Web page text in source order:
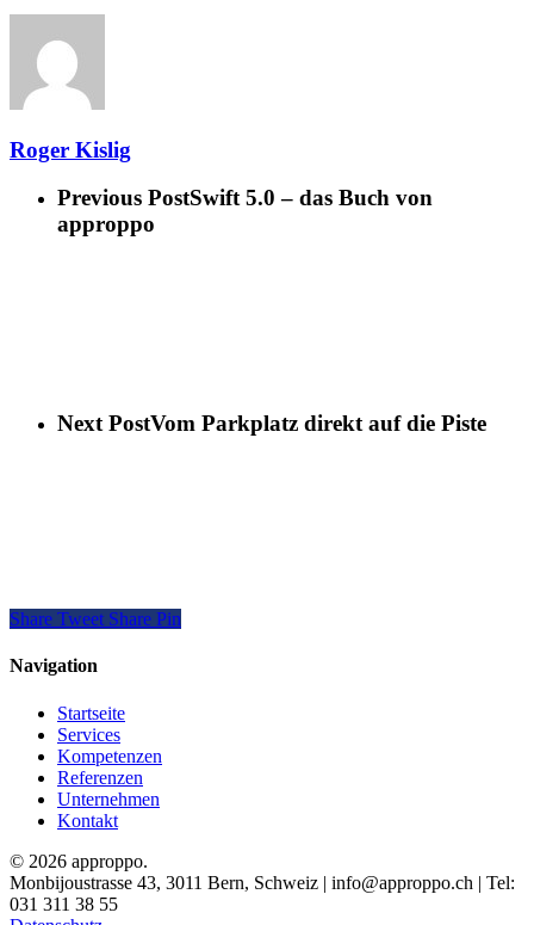
Roger Kislig
Previous PostSwift 5.0 – das Buch von
approppo
Next PostVom Parkplatz direkt auf die Piste
Share Tweet Share Pin
Navigation
Startseite
Services
Kompetenzen
Referenzen
Unternehmen
Kontakt
© 2026 approppo.
Monbijoustrasse 43, 3011 Bern, Schweiz | info@approppo.ch | Tel:
031 311 38 55